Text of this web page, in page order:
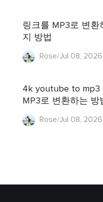
링크를 MP3로 변
지 방법
Rose/Jul 08, 2026
4k youtube to mp3
MP3로 변환하는 방
Rose/Jul 08, 2026